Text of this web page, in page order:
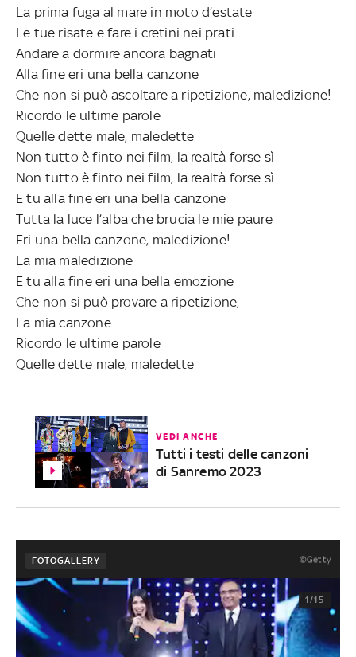
La prima fuga al mare in moto d’estate
Le tue risate e fare i cretini nei prati
Andare a dormire ancora bagnati
Alla fine eri una bella canzone
Che non si può ascoltare a ripetizione, maledizione!
Ricordo le ultime parole
Quelle dette male, maledette
Non tutto è finto nei film, la realtà forse sì
Non tutto è finto nei film, la realtà forse sì
E tu alla fine eri una bella canzone
Tutta la luce l’alba che brucia le mie paure
Eri una bella canzone, maledizione!
La mia maledizione
E tu alla fine eri una bella emozione
Che non si può provare a ripetizione,
La mia canzone
Ricordo le ultime parole
Quelle dette male, maledette
VEDI ANCHE
Tutti i testi delle canzoni
di Sanremo 2023
FOTOGALLERY ©Getty
1/15